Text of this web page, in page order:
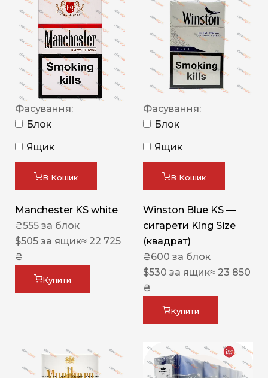
Фасування:
Блок
Ящик
В Кошик
Manchester KS white
₴555 за блок
$505 за ящик≈ 22 725
₴
Купити
Фасування:
Блок
Ящик
В Кошик
Winston Blue KS —
сигарети King Size
(квадрат)
₴600 за блок
$530 за ящик≈ 23 850
₴
Купити